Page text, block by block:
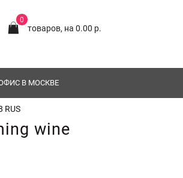
0
товаров, на 0.00 р.
В МОСКВЕ
RUS
wine